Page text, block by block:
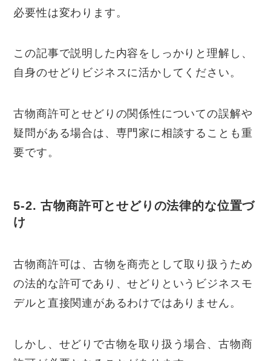
必要性は変わります。
この記事で説明した内容をしっかりと理解し、
自身のせどりビジネスに活かしてください。
古物商許可とせどりの関係性についての誤解や
疑問がある場合は、専門家に相談することも重
要です。
5-2. 古物商許可とせどりの法律的な位置づ
け
古物商許可は、古物を商売として取り扱うため
の法的な許可であり、せどりというビジネスモ
デルと直接関連があるわけではありません。
しかし、せどりで古物を取り扱う場合、古物商